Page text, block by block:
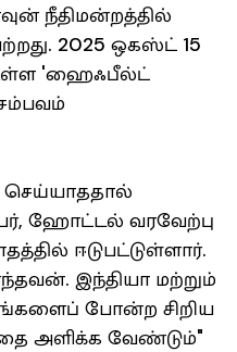
நீதிமன்றத்தில்
2025 ஒகஸ்ட் 15
உள்ள 'ஹைஃபீல்ட்
ஹோட்டல் வரவேற்பு
ஈடுபட்டுள்ளார்.
இந்தியா மற்றும்
போன்ற சிறிய
அளிக்க வேண்டும்"